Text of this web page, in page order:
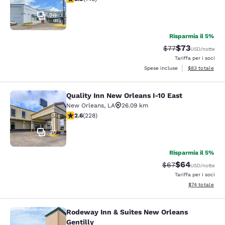
26
Risparmia il 5%
Tariffa di
$77Tariffa
$73USD/notte
Tariffa per i soci
Spese incluse
Visualizza i
$83 totale
Quality Inn New Orleans I-10 East
30
Quality Inn New Orleans I-10 East
New Orleans, LA
26.09 km
Valutazione di 2.58 stelle. Discreto. 228 recensioni
2.6(228)
Risparmia il 5%
Tariffa di
$67Tariffa
$64USD/notte
Tariffa per i soci
Visualizza i
$74 totale
Rodeway Inn & Suites New Orleans
Rodeway Inn & Suites New Orleans
Gentilly